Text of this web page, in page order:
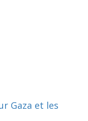
Gaza et les